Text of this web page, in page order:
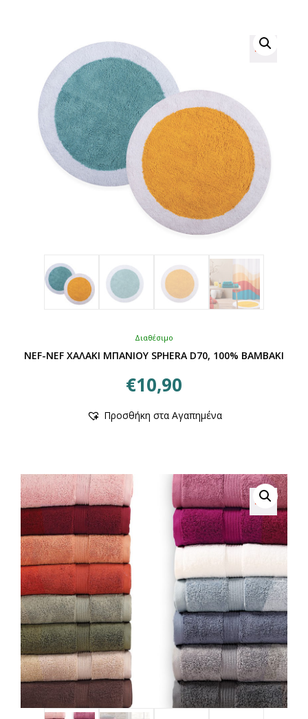
Διαθέσιμο
NEF-NEF ΧΑΛΑΚΙ ΜΠΑΝΙΟΥ SPHERA D70, 100% BAMBAKI
€10,90
το
παραλλαγές.
επιλογές
μπορούν
επιλεγούν
σελίδα
προϊόντος
Προσθήκη στα Αγαπημένα